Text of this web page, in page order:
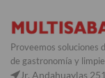
Proveemos soluciones
de gastronomía y
Jr. Andahuaylas